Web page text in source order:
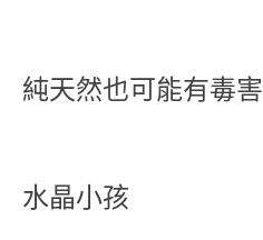
純天然也可能有毒害
水晶小孩